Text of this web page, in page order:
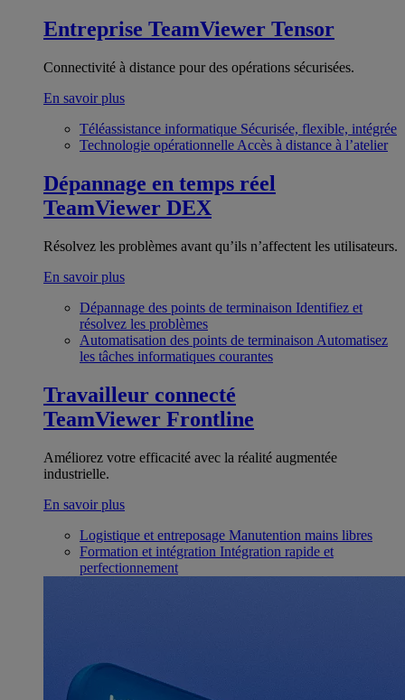
Entreprise TeamViewer Tensor
Connectivité à distance pour des opérations sécurisées.
En savoir plus
Téléassistance informatique Sécurisée, flexible, intégrée
Technologie opérationnelle Accès à distance à l’atelier
Dépannage en temps réel
TeamViewer DEX
Résolvez les problèmes avant qu’ils n’affectent les utilisateurs.
En savoir plus
Dépannage des points de terminaison Identifiez et
résolvez les problèmes
Automatisation des points de terminaison Automatisez
les tâches informatiques courantes
Travailleur connecté
TeamViewer Frontline
Améliorez votre efficacité avec la réalité augmentée
industrielle.
En savoir plus
Logistique et entreposage Manutention mains libres
Formation et intégration Intégration rapide et
perfectionnement